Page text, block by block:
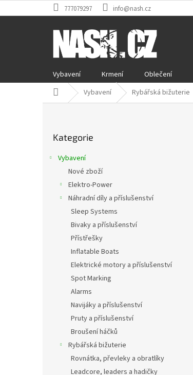
na
777079297 info@nash.cz
Vybavení Krmení Oblečení
Domů Vybavení Rybářská bižuterie
kategorie
Kategorie
Vybavení
Nové zboží
Elektro-Power
Náhradní díly a příslušenství
Sleep Systems
Bivaky a příslušenství
Přístřešky
Inflatable Boats
Elektrické motory a příslušenství
Spot Marking
Alarms
Navijáky a příslušenství
Pruty a příslušenství
Broušení háčků
Rybářská bižuterie
Rovnátka, převleky a obratlíky
Leadcore, leaders a hadičky